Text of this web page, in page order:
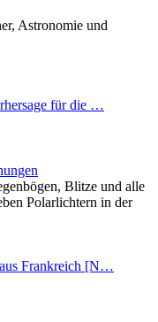
Astronomie und
für die …
Blitze und alle
Polarlichtern in der
Frankreich [N…